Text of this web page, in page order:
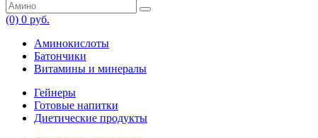
(0) 0 руб.
Аминокислоты
Батончики
Витамины и минералы
Гейнеры
Готовые напитки
Диетические продукты